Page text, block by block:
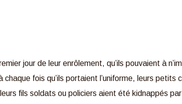
jour de leur enrôlement, qu’ils pouvaient à
chaque fois qu’ils portaient l’uniforme, leurs
fils soldats ou policiers aient été kidnappés